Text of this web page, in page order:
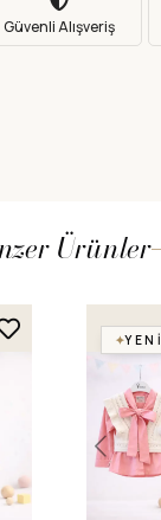
Güvenli Alışveriş
Ürünler
YENI